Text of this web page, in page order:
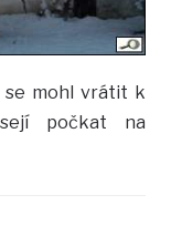
se mohl vrátit k
počkat na